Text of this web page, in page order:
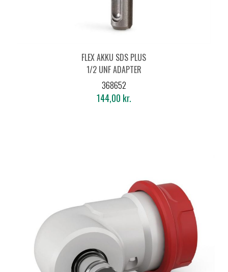
FLEX AKKU SDS PLUS
1/2 UNF ADAPTER
368652
144,00 kr.